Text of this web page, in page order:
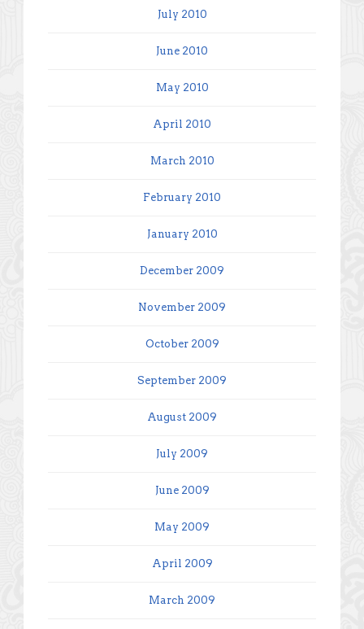
July 2010
June 2010
May 2010
April 2010
March 2010
February 2010
January 2010
December 2009
November 2009
October 2009
September 2009
August 2009
July 2009
June 2009
May 2009
April 2009
March 2009